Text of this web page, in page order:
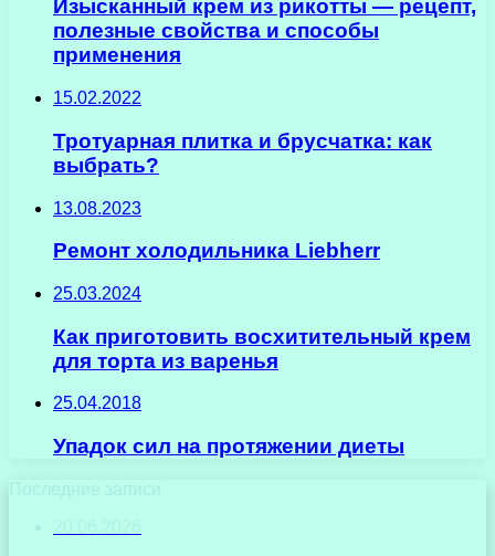
Изысканный крем из рикотты — рецепт,
полезные свойства и способы
применения
15.02.2022
Тротуарная плитка и брусчатка: как
выбрать?
13.08.2023
Ремонт холодильника Liebherr
25.03.2024
Как приготовить восхитительный крем
для торта из варенья
25.04.2018
Упадок сил на протяжении диеты
Последние записи